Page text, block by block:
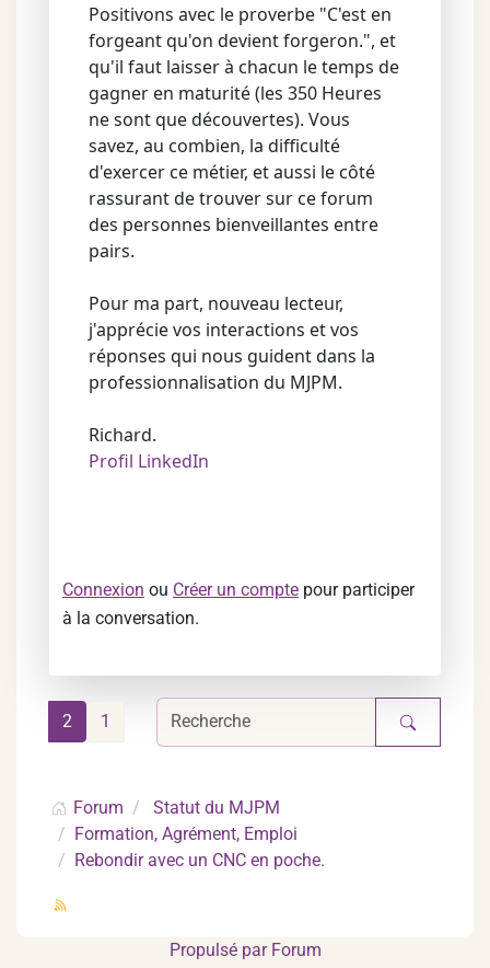
Positivons avec le proverbe "C'est en
forgeant qu'on devient forgeron.", et
qu'il faut laisser à chacun le temps de
gagner en maturité (les 350 Heures
ne sont que découvertes). Vous
savez, au combien, la difficulté
d'exercer ce métier, et aussi le côté
rassurant de trouver sur ce forum
des personnes bienveillantes entre
pairs.
Pour ma part, nouveau lecteur,
j'apprécie vos interactions et vos
réponses qui nous guident dans la
professionnalisation du MJPM.
Richard.
Profil LinkedIn
Connexion ou Créer un compte pour participer
à la conversation.
1
2
Forum
Statut du MJPM
Formation, Agrément, Emploi
Rebondir avec un CNC en poche.
Propulsé par Forum